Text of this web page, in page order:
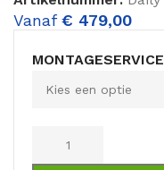
Vanaf € 479,00
MONTAGESERVICE